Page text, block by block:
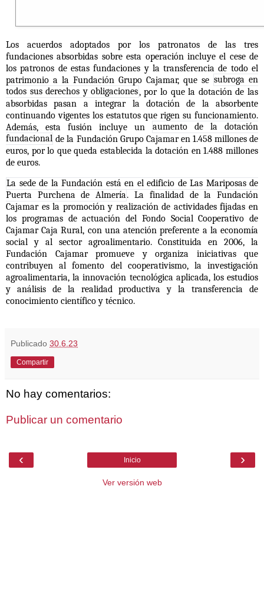
Los acuerdos adoptados por los patronatos de las tres
fundaciones absorbidas sobre esta operación incluye el cese de
los patronos de estas fundaciones y la transferencia de todo el
patrimonio a la Fundación Grupo Cajamar, que se subroga en
todos sus derechos y obligaciones, por lo que la dotación de las
absorbidas pasan a integrar la dotación de la absorbente
continuando vigentes los estatutos que rigen su funcionamiento.
Además, esta fusión incluye un aumento de la dotación
fundacional de la Fundación Grupo Cajamar en 1.458 millones de
euros, por lo que queda establecida la dotación en 1.488 millones
de euros.
La sede de la Fundación está en el edificio de Las Mariposas de
Puerta Purchena de Almería. La finalidad de la Fundación
Cajamar es la promoción y realización de actividades fijadas en
los programas de actuación del Fondo Social Cooperativo de
Cajamar Caja Rural, con una atención preferente a la economía
social y al sector agroalimentario. Constituida en 2006, la
Fundación Cajamar promueve y organiza iniciativas que
contribuyen al fomento del cooperativismo, la investigación
agroalimentaria, la innovación tecnológica aplicada, los estudios
y análisis de la realidad productiva y la transferencia de
conocimiento científico y técnico.
Publicado 30.6.23
Compartir
No hay comentarios:
Publicar un comentario
‹ ›
Inicio
Ver versión web